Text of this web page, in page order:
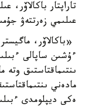
تاراپتار
عىلىمي زەرتتەۋ
ءۇشىن ساپالى
ىنتىماقتاستىق وتە
مادەني
ەكى ديپلومدى